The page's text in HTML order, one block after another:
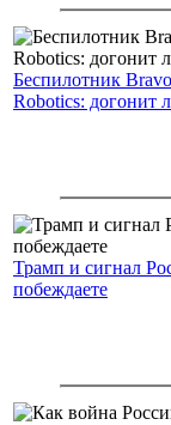
Беспилотник
Robotics: догонит
Трамп и сигнал
побеждаете